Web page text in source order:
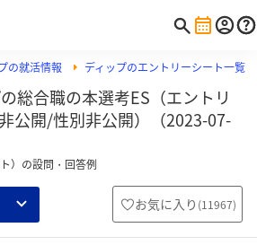
の就活情報 ディップのエントリーシート一覧
総合職の本選考ES（エントリ
公開/性別非公開）（2023-07-
）の設問・回答例
お気に入り (11967)